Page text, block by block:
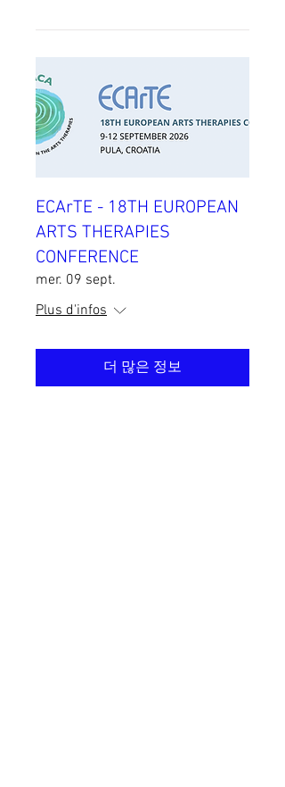
ECArTE - 18TH EUROPEAN
ARTS THERAPIES
CONFERENCE
mer. 09 sept.
Plus d'infos
더 많은 정보